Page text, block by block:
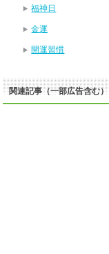
福神日
金運
開運習慣
関連記事（一部広告含む）